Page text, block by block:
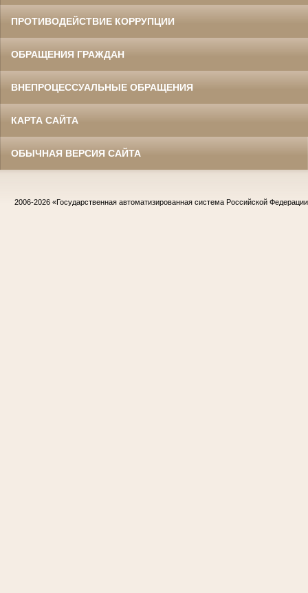
ПРОТИВОДЕЙСТВИЕ КОРРУПЦИИ
ОБРАЩЕНИЯ ГРАЖДАН
ВНЕПРОЦЕССУАЛЬНЫЕ ОБРАЩЕНИЯ
КАРТА САЙТА
ОБЫЧНАЯ ВЕРСИЯ САЙТА
2006-2026 «Государственная автоматизированная система Российской